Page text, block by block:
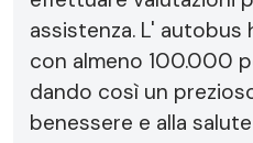
assistenza. L'
con almeno 100.000
dando così un
benessere e alla